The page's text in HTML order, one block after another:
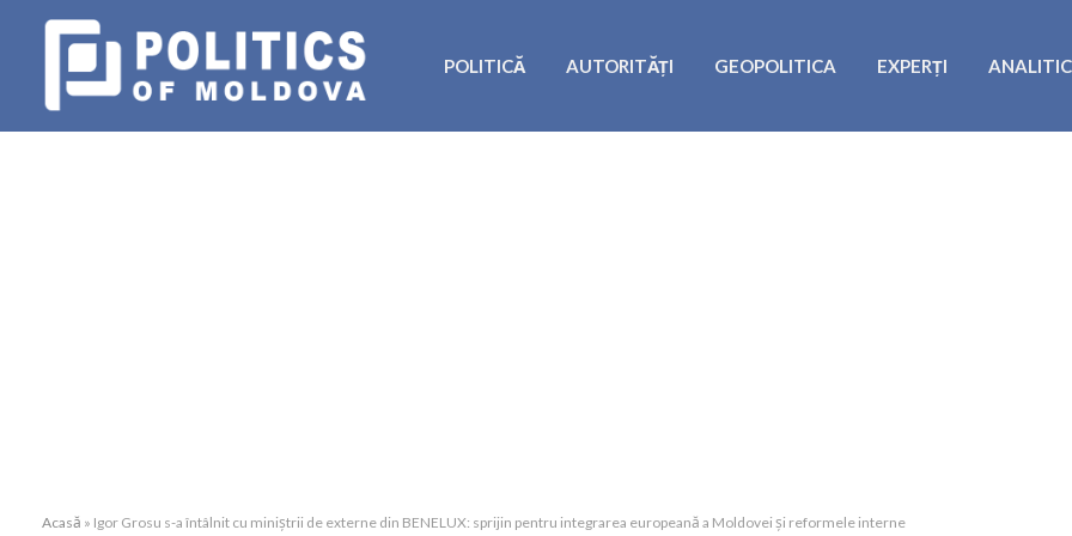
POLITICĂ AUTORITĂȚI GEOPOLITICA EXPERȚI
Acasă » Igor Grosu s-a întâlnit cu miniștrii de externe din BENELUX: sprijin pentru integrarea europeană a Moldovei și reformele interne